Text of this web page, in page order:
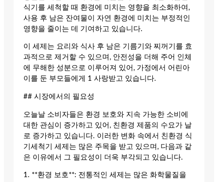
식기를 세척할 때 환경에 미치는 영향을 최소화하여,
사용 후 남은 잔여물이 자연 환경에 미치는 부정적인
영향을 줄이는 데 기여하고 있습니다.
이 세제는 요리와 식사 후 남은 기름기와 찌꺼기를 효
과적으로 제거할 수 있으며, 안전성을 더해 주어 인체
에 무해한 성분으로 이루어져 있어, 가정에서 어린아
이를 둔 부모들에게 1 사랑받고 있습니다.
## 시장에서의 필요성
오늘날 소비자들은 환경 보호와 지속 가능한 소비에
대한 관심이 증가하고 있어, 친환경 제품의 수요가 날
로 증가하고 있습니다. 이러한 변화 속에서 친환경 식
기세척기 세제는 많은 주목을 받고 있으며, 다음과 같
은 이유에서 그 필요성이 더욱 부각되고 있습니다.
1. **환경 보호**: 전통적인 세제는 많은 화학물질을